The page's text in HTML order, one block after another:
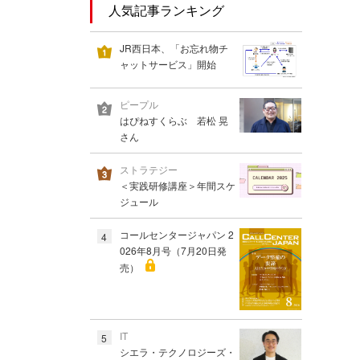
人気記事ランキング
JR西日本、「お忘れ物チ
ャットサービス」開始
ピープル
はぴねすくらぶ 若松 晃
さん
ストラテジー
＜実践研修講座＞年間スケ
ジュール
4
コールセンタージャパン 2
026年8月号（7月20日発
売）
5
IT
シエラ・テクノロジーズ・